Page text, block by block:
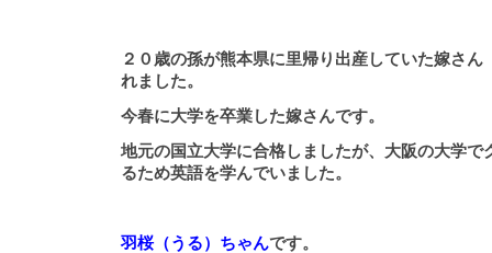
２０歳の孫が熊本県に里帰り出産していた嫁さん
れました。
今春に大学を卒業した嫁さんです。
地元の国立大学に合格しましたが、大阪の大学で
るため英語を学んでいました。
羽桜（うる）ちゃんです。